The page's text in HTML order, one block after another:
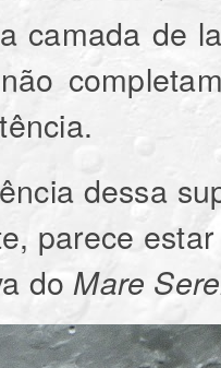
camada de
dessa
parece
do Mare